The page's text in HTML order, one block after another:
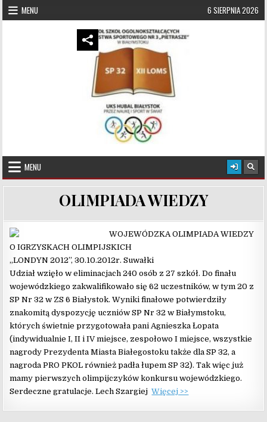
Skip to content
MENU 6 SIERPNIA 2026
UKS Hubal Białystok
MENU
OLIMPIADA WIEDZY
WOJEWÓDZKA OLIMPIADA WIEDZY
O IGRZYSKACH OLIMPIJSKICH
„LONDYN 2012”, 30.10.2012r. Suwałki
Udział wzięło w eliminacjach 240 osób z 27 szkół. Do finału
wojewódzkiego zakwalifikowało się 62 uczestników, w tym 20 z
SP Nr 32 w ZS 6 Białystok. Wyniki finałowe potwierdziły
znakomitą dyspozycję uczniów SP Nr 32 w Białymstoku,
których świetnie przygotowała pani Agnieszka Łopata
(indywidualnie I, II i IV miejsce, zespołowo I miejsce, wszystkie
nagrody Prezydenta Miasta Białegostoku także dla SP 32, a
nagroda PRO PKOL również padła łupem SP 32). Tak więc już
mamy pierwszych olimpijczyków konkursu wojewódzkiego.
Serdeczne gratulacje. Lech SzargiejWięcej >>